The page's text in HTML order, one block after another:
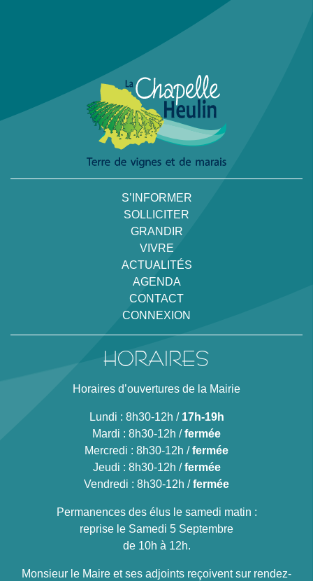
S’INFORMER
SOLLICITER
GRANDIR
VIVRE
ACTUALITÉS
AGENDA
CONTACT
CONNEXION
HORAIRES
Horaires d’ouvertures de la Mairie
Lundi : 8h30-12h / 17h-19h
Mardi : 8h30-12h /fermée
Mercredi : 8h30-12h /fermée
Jeudi : 8h30-12h /fermée
Vendredi : 8h30-12h /fermée
Permanences des élus le samedi matin :
reprise le Samedi 5 Septembre
de 10h à 12h.
Monsieur le Maire et ses adjoints reçoivent sur rendez-